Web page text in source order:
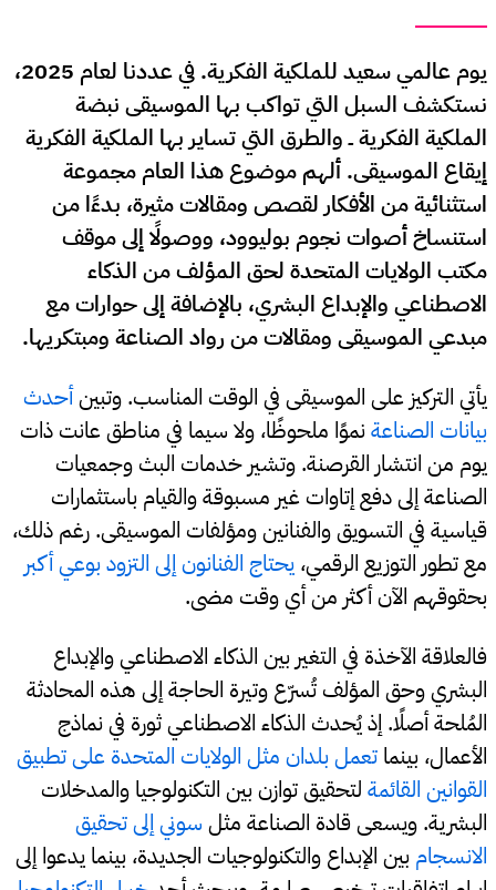
يوم عالمي سعيد للملكية الفكرية. في عددنا لعام 2025،
نستكشف السبل التي تواكب بها الموسيقى نبضة
الملكية الفكرية ــ والطرق التي تساير بها الملكية الفكرية
إيقاع الموسيقى. ألهم موضوع هذا العام مجموعة
استثنائية من الأفكار لقصص ومقالات مثيرة، بدءًا من
استنساخ أصوات نجوم بوليوود، ووصولًا إلى موقف
مكتب الولايات المتحدة لحق المؤلف من الذكاء
الاصطناعي والإبداع البشري، بالإضافة إلى حوارات مع
مبدعي الموسيقى ومقالات من رواد الصناعة ومبتكريها.
يأتي التركيز على الموسيقى في الوقت المناسب. وتبينأحدث
بيانات الصناعةنموًا ملحوظًا، ولا سيما في مناطق عانت ذات
يوم من انتشار القرصنة. وتشير خدمات البث وجمعيات
الصناعة إلى دفع إتاوات غير مسبوقة والقيام باستثمارات
قياسية في التسويق والفنانين ومؤلفات الموسيقى. رغم ذلك،
مع تطور التوزيع الرقمي، يحتاج الفنانون إلى التزود بوعي أكبر
بحقوقهم الآن أكثر من أي وقت مضى.
فالعلاقة الآخذة في التغير بين الذكاء الاصطناعي والإبداع
البشري وحق المؤلف تُسرّع وتيرة الحاجة إلى هذه المحادثة
المُلحة أصلًا. إذ يُحدث الذكاء الاصطناعي ثورة في نماذج
الأعمال، بينما تعمل بلدان مثل الولايات المتحدة على تطبيق
القوانين القائمةلتحقيق توازن بين التكنولوجيا والمدخلات
البشرية. ويسعى قادة الصناعة مثل سوني إلى تحقيق
الانسجامبين الإبداع والتكنولوجيات الجديدة، بينما يدعوا إلى